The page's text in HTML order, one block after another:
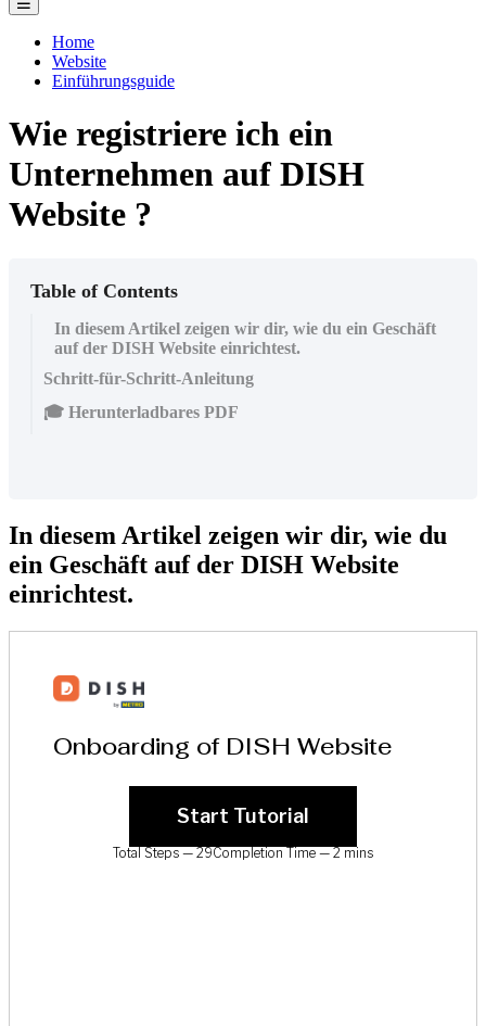
Home
Website
Einführungsguide
Wie registriere ich ein
Unternehmen auf DISH
Website ?
Table of Contents
In diesem Artikel zeigen wir dir, wie du ein Geschäft
auf der DISH Website einrichtest.
Schritt-für-Schritt-Anleitung
🎓 Herunterladbares PDF
In diesem Artikel zeigen wir dir, wie du
ein Geschäft auf der DISH Website
einrichtest.